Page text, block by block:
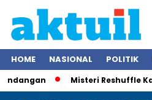
HOME NASIONAL POLITIK
Misteri Reshuffle Kabinet